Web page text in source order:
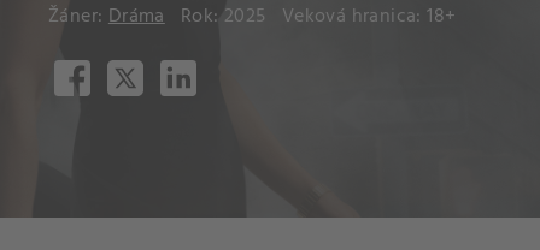
Žáner: Dráma Rok: 2025 Veková hranica: 18+